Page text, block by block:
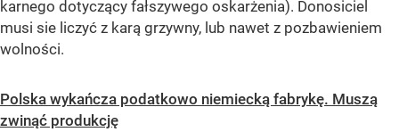
karnego dotyczący fałszywego oskarżenia). Donosiciel
musi sie liczyć z karą grzywny, lub nawet z pozbawieniem
wolności.
Polska wykańcza podatkowo niemiecką fabrykę. Muszą
zwinąć produkcję